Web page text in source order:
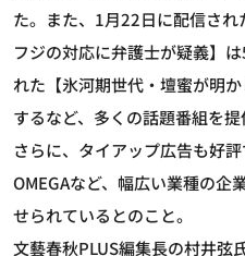
た。また、1月22日に配信され
フジの対応に弁護士が疑義】
れた【氷河期世代・壇蜜が明
するなど、多くの話題番組を提
さらに、タイアップ広告も好
OMEGAなど、幅広い業種の企
せられているとのこと。
文藝春秋PLUS編集長の村井弦